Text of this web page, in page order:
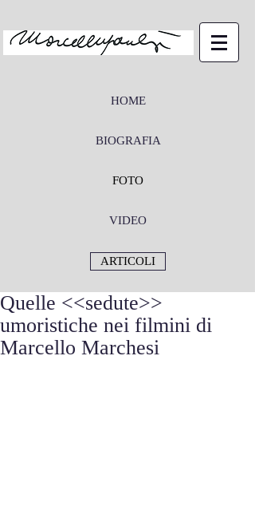
HOME
BIOGRAFIA
FOTO
VIDEO
ARTICOLI
Quelle <<sedute>>
umoristiche nei filmini di
Marcello Marchesi